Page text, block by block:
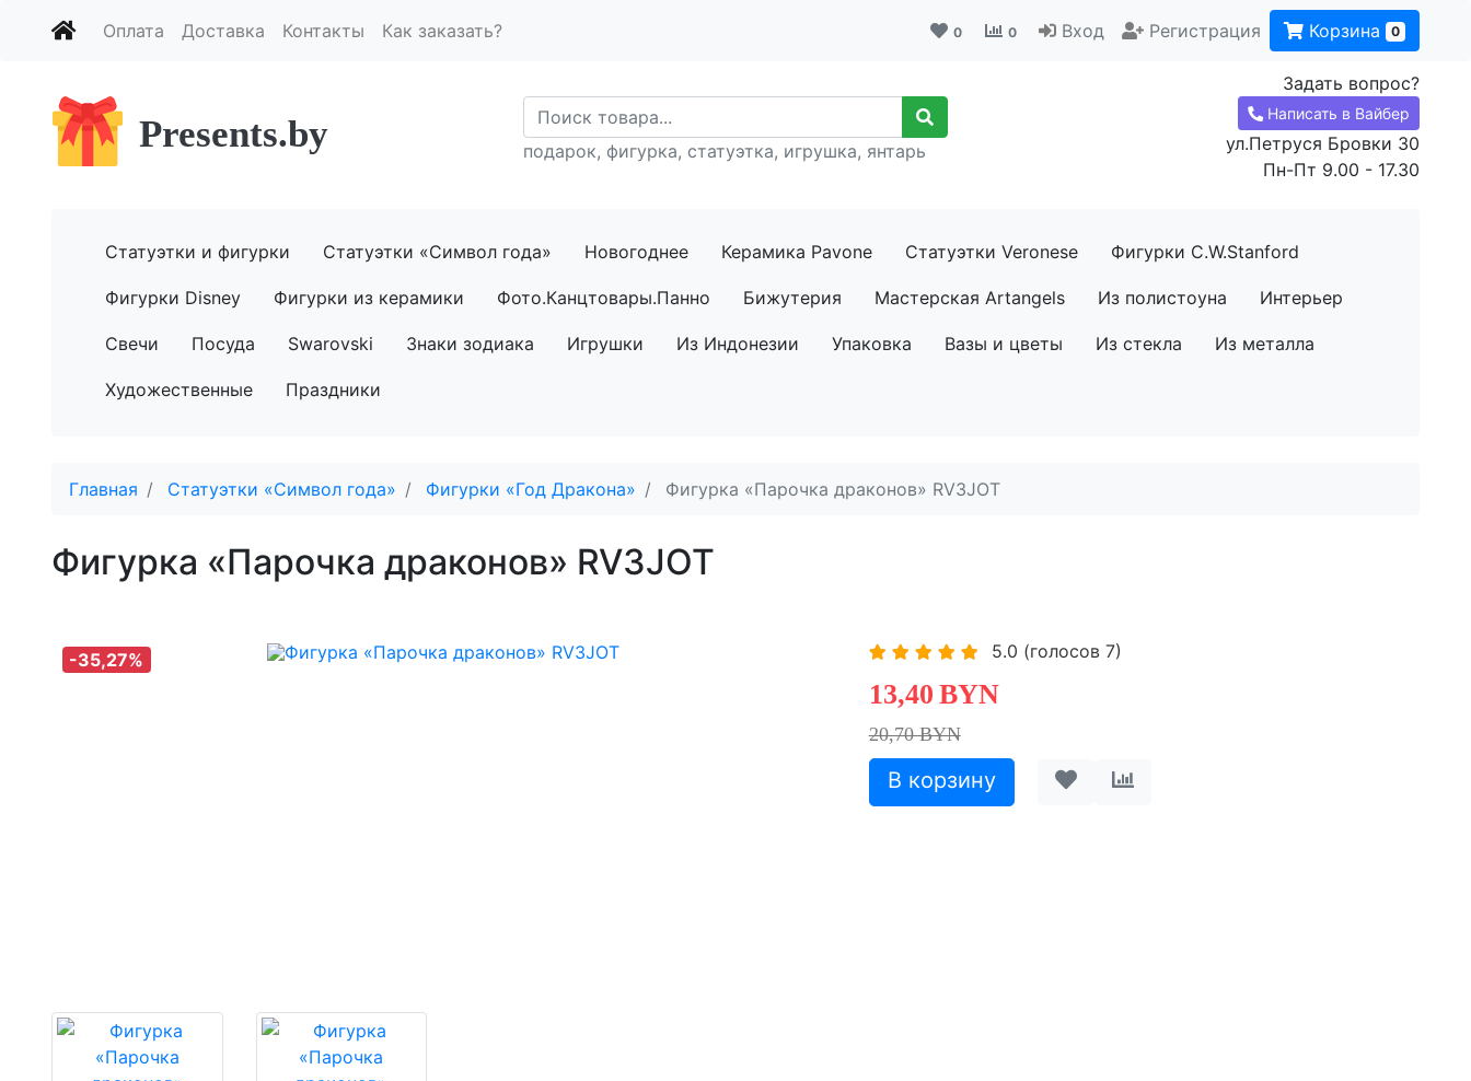
Оплата Доставка Контакты Как заказать? 0 0 Вход Регистрация Корзина 0
Presents.by подарок, фигурка, статуэтка, игрушка, янтарь
Задать вопрос?
Написать в Вайбер
ул.Петруся Бровки 30
Пн-Пт 9.00 - 17.30
Статуэтки и фигурки Статуэтки «Символ года» Новогоднее Керамика Pavone Статуэтки Veronese Фигурки C.W.Stanford
Фигурки Disney Фигурки из керамики Фото.Канцтовары.Панно Бижутерия Мастерская Artangels Из полистоуна Интерьер
Свечи Посуда Swarovski Знаки зодиака Игрушки Из Индонезии Упаковка Вазы и цветы Из стекла Из металла
Художественные Праздники
Главная Статуэтки «Символ года» Фигурки «Год Дракона» Фигурка «Парочка драконов» RV3JOT
Фигурка «Парочка драконов» RV3JOT
-35,27%
5.0 (голосов 7)
13,40 BYN
20,70 BYN